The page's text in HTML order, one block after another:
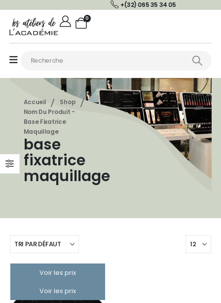
+(32) 065 35 34 05
0
Accueil
Shop
Nom Du Produit -
Base Fixatrice
Maquillage
base
fixatrice
maquillage
Voir les prix
Voir les prix